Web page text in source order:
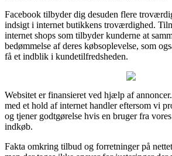
Facebook tilbyder dig desuden flere
indsigt i internet butikkens troværdighed.
internet shops som tilbyder kunderne at
bedømmelse af deres købsoplevelse, som
få et indblik i kundetilfredsheden.
Websitet er finansieret ved hjælp af
med et hold af internet handler eftersom vi
og tjener godtgørelse hvis en bruger fra
indkøb.
Fakta omkring tilbud og forretninger på